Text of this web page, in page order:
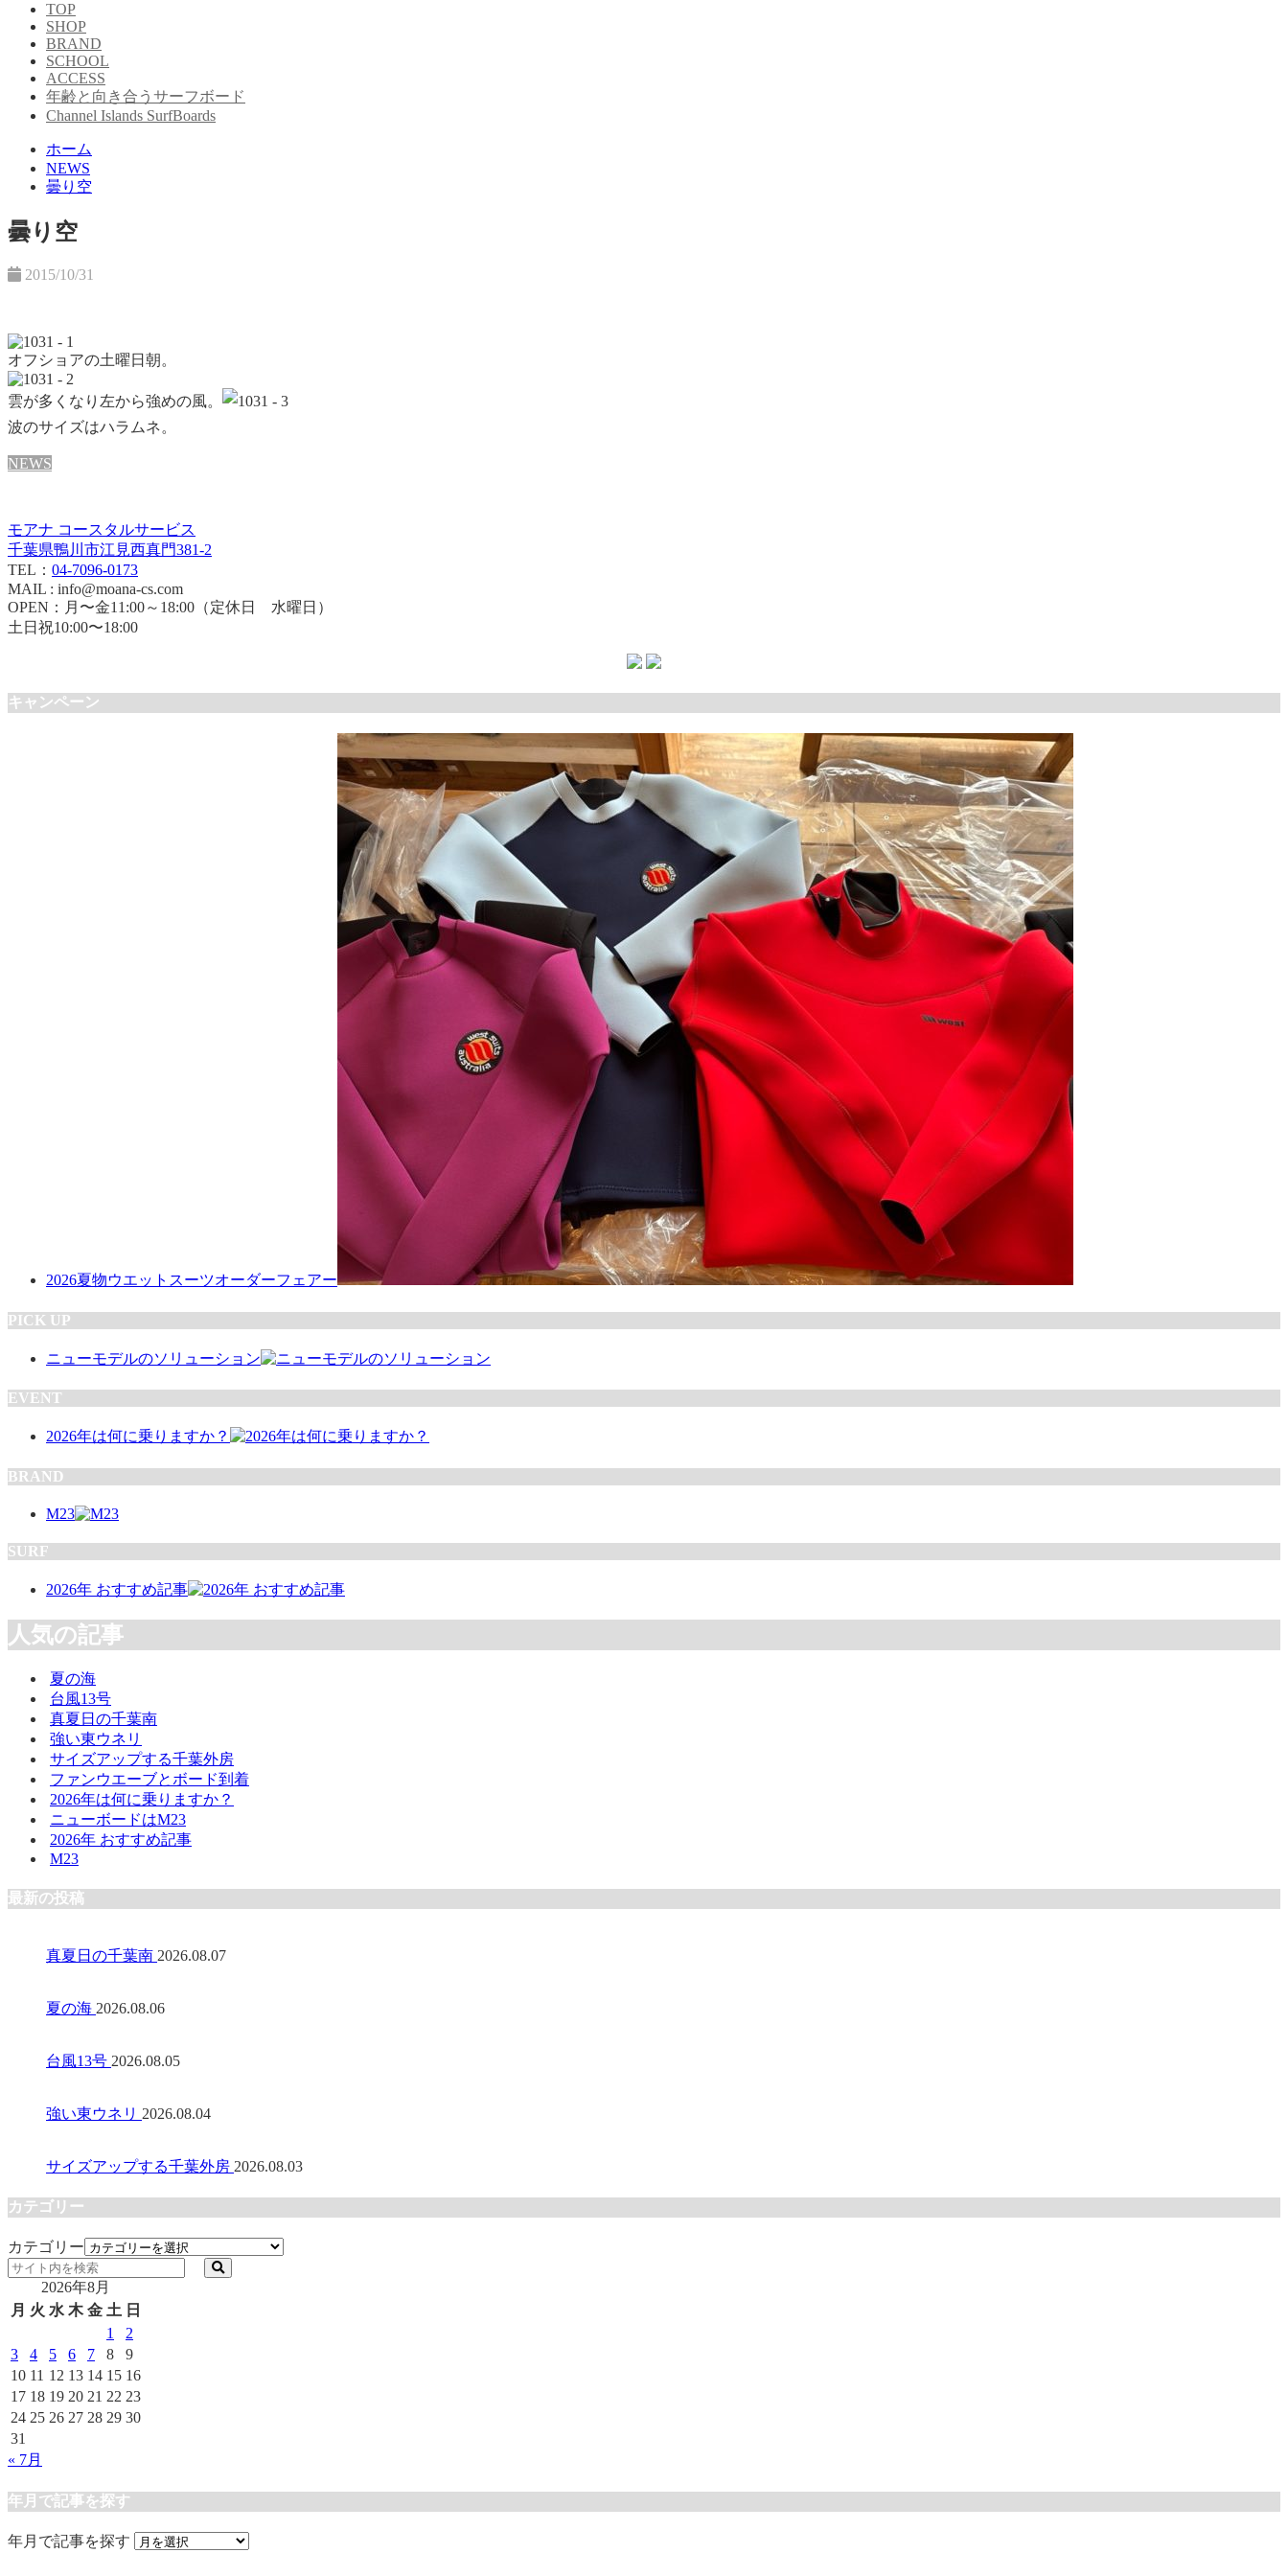
TOP
SHOP
BRAND
SCHOOL
ACCESS
年齢と向き合うサーフボード
Channel Islands SurfBoards
ホーム
NEWS
曇り空
曇り空
2015/10/31
オフショアの土曜日朝。
雲が多くなり左から強めの風。
波のサイズはハラムネ。
NEWS
モアナ コースタルサービス
千葉県鴨川市江見西真門381-2
TEL： 04-7096-0173
MAIL : info@moana-cs.com
OPEN：月〜金11:00～18:00（定休日 水曜日）
土日祝10:00〜18:00
キャンペーン
2026夏物ウエットスーツオーダーフェアー
PICK UP
ニューモデルのソリューション
EVENT
2026年は何に乗りますか？
BRAND
M23
SURF
2026年 おすすめ記事
人気の記事
夏の海
台風13号
真夏日の千葉南
強い東ウネリ
サイズアップする千葉外房
ファンウエーブとボード到着
2026年は何に乗りますか？
ニューボードはM23
2026年 おすすめ記事
M23
最新の投稿
真夏日の千葉南 2026.08.07
夏の海 2026.08.06
台風13号 2026.08.05
強い東ウネリ 2026.08.04
サイズアップする千葉外房 2026.08.03
カテゴリー
カテゴリー
2026年8月
月 火 水 木 金 土 日
1
2
3
4 5 6 7 8
9
10 11 12 13 14 15 16
17 18 19 20 21 22 23
24 25 26 27 28 29 30
31
« 7月
年月で記事を探す
年月で記事を探す